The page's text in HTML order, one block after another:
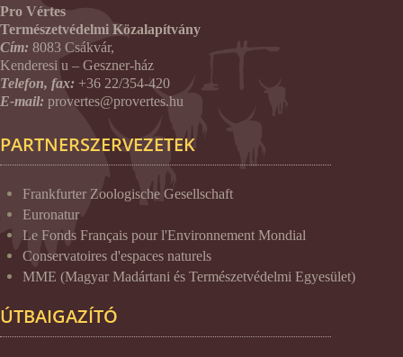
Pro Vértes
Természetvédelmi Közalapítvány
Cím: 8083 Csákvár,
Kenderesi u – Geszner-ház
Telefon, fax: +36 22/354-420
E-mail: provertes@provertes.hu
PARTNERSZERVEZETEK
Frankfurter Zoologische Gesellschaft
Euronatur
Le Fonds Français pour l'Environnement Mondial
Conservatoires d'espaces naturels
MME (Magyar Madártani és Természetvédelmi Egyesület)
ÚTBAIGAZÍTÓ